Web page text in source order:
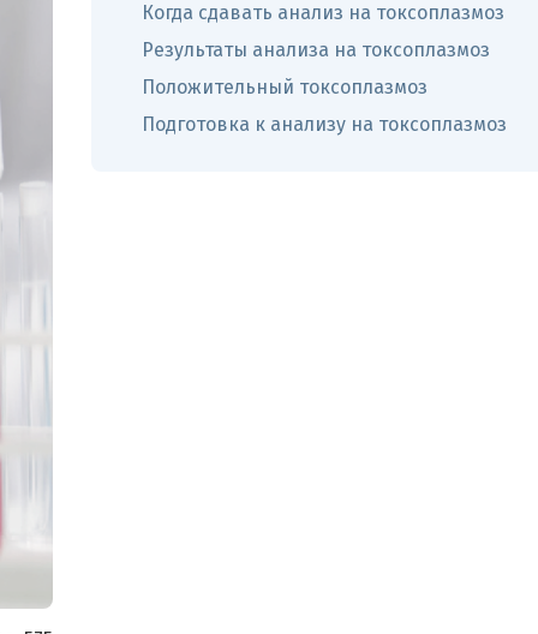
Когда сдавать анализ на токсоплазмоз
Результаты анализа на токсоплазмоз
Положительный токсоплазмоз
Подготовка к анализу на токсоплазмоз